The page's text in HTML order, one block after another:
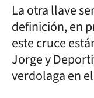
La otra llave
definición, en
este cruce
Jorge y
verdolaga en